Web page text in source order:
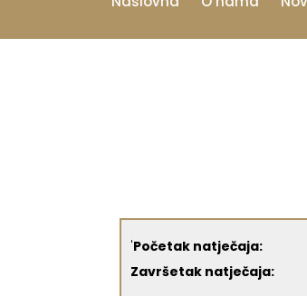
'Početak natječaja:
Završetak natječaja: